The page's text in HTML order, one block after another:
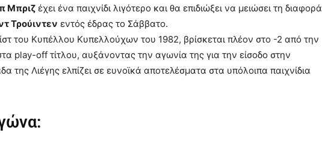
Μπριζ έχει ένα παιχνίδι λιγότερο και θα επιδιώξει να μειώσει τη διαφορά
Τρούιντεν εντός έδρας το Σάββατο.
του Κυπέλλου Κυπελλούχων του 1982, βρίσκεται πλέον στο -2 από την
play-off τίτλου, αυξάνοντας την αγωνία της για την είσοδο στην
της Λιέγης ελπίζει σε ευνοϊκά αποτελέσματα στα υπόλοιπα παιχνίδια